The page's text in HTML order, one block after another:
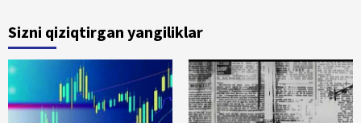
Sizni qiziqtirgan yangiliklar